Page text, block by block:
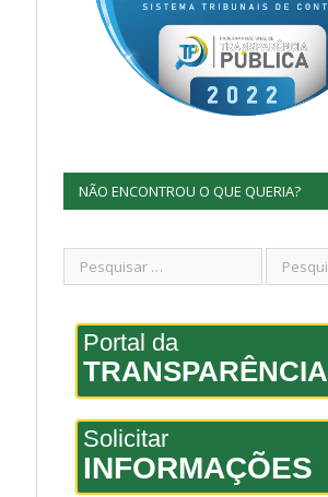
NÃO ENCONTROU O QUE QUERIA?
Portal da
TRANSPARÊNCIA
Solicitar
INFORMAÇÕES